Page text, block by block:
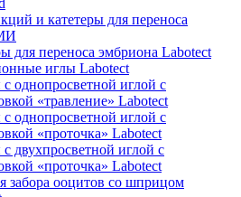
и катетеры для переноса
для переноса эмбриона Labotect
иглы Labotect
однопросветной иглой с
«травление» Labotect
однопросветной иглой с
«проточка» Labotect
двухпросветной иглой с
«проточка» Labotect
забора ооцитов со шприцом